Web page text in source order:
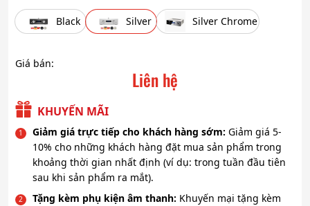
Black Silver Silver Chrome
Giá bán:
Liên hệ
KHUYẾN MÃI
Giảm giá trực tiếp cho khách hàng sớm: Giảm giá 5-
10% cho những khách hàng đặt mua sản phẩm trong
khoảng thời gian nhất định (ví dụ: trong tuần đầu tiên
sau khi sản phẩm ra mắt).
Tặng kèm phụ kiện âm thanh: Khuyến mại tặng kèm